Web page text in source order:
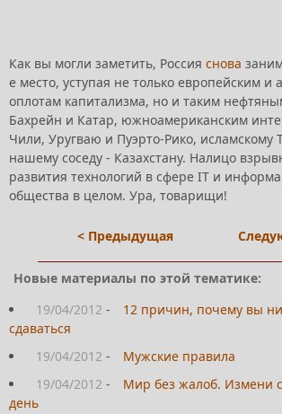
Как вы могли заметить, Россия снова
е место, уступая не только европейским и
оплотам капитализма, но и таким
Бахрейн и Катар, южноамериканским
Чили, Уругваю и Пуэрто-Рико, исламскому
нашему соседу - Казахстану. Налицо
развития технологий в сфере IT и
общества в целом. Ура, товарищи!
< Предыдущая
Новые материалы по этой тематике:
19/04/2012 -
12 причин, почему вы
сдаваться
19/04/2012 -
Мужские правила
19/04/2012 -
Мир без жалоб. Измени
день